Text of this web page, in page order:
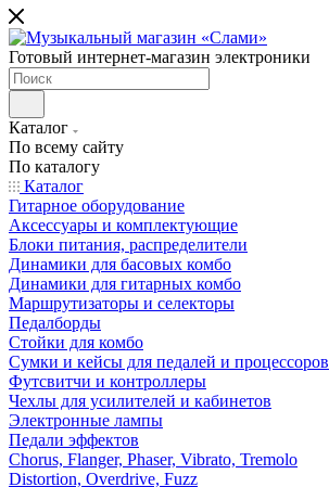
Готовый интернет-магазин электроники
Каталог
По всему сайту
По каталогу
Каталог
Гитарное оборудование
Аксессуары и комплектующие
Блоки питания, распределители
Динамики для басовых комбо
Динамики для гитарных комбо
Маршрутизаторы и селекторы
Педалборды
Стойки для комбо
Сумки и кейсы для педалей и процессоров
Футсвитчи и контроллеры
Чехлы для усилителей и кабинетов
Электронные лампы
Педали эффектов
Chorus, Flanger, Phaser, Vibrato, Tremolo
Distortion, Overdrive, Fuzz